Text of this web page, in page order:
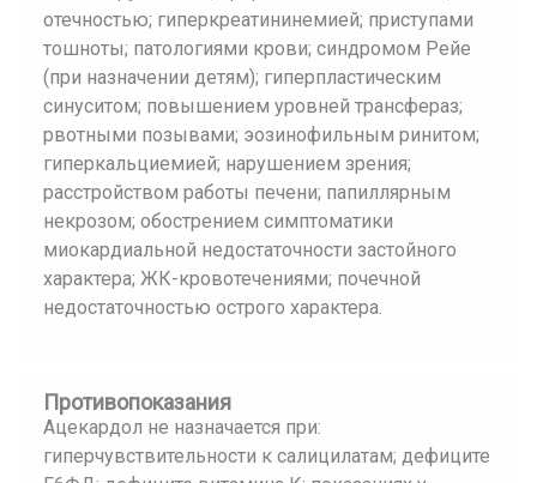
отечностью; гиперкреатининемией; приступами
тошноты; патологиями крови; синдромом Рейе
(при назначении детям); гиперпластическим
синуситом; повышением уровней трансфераз;
рвотными позывами; эозинофильным ринитом;
гиперкальциемией; нарушением зрения;
расстройством работы печени; папиллярным
некрозом; обострением симптоматики
миокардиальной недостаточности застойного
характера; ЖК-кровотечениями; почечной
недостаточностью острого характера.
Противопоказания
Ацекардол не назначается при:
гиперчувствительности к салицилатам; дефиците